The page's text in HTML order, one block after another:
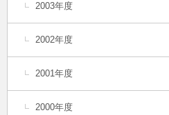
2003年度
2002年度
2001年度
2000年度